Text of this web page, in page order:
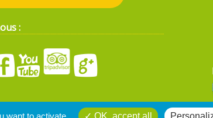
:
want to activate OK, accept all